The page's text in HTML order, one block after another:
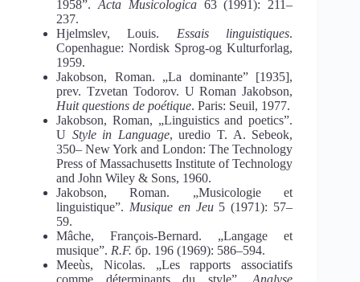
1958”. Acta Musicologica63 (1991): 211–
237.
Hjelmslev, Louis. Essais linguistiques.
Copenhague: Nordisk Sprog-og Kulturforlag,
1959.
Jakobson, Roman. „La dominante” [1935],
prev. Tzvetan Todorov. U Roman Jakobson,
Huit questions de poétique. Paris: Seuil, 1977.
Jakobson, Roman, „Linguistics and poetics”.
U Style in Language, uredio T. A. Sebeok,
350‒ New York and London: The Technology
Press of Massachusetts Institute of Technology
and John Wiley & Sons, 1960.
Jakobson, Roman. „Musicologie et
linguistique”. Musique en Jeu5 (1971): 57–
59.
Mâche, François-Bernard. „Langage et
musique”. R.F. бр. 196 (1969): 586–594.
Meeùs, Nicolas. „Les rapports associatifs
comme déterminants du style”. Analyse